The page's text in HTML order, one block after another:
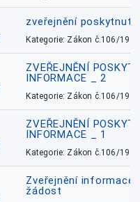
zveřejnění
Kategorie: Zákon č.106/1999
ZVEŘEJNĚNÍ
INFORMACE _ 2
Kategorie: Zákon č.106/1999
ZVEŘEJNĚNÍ
INFORMACE _ 1
Kategorie: Zákon č.106/1999
Zveřejnění informace
žádost